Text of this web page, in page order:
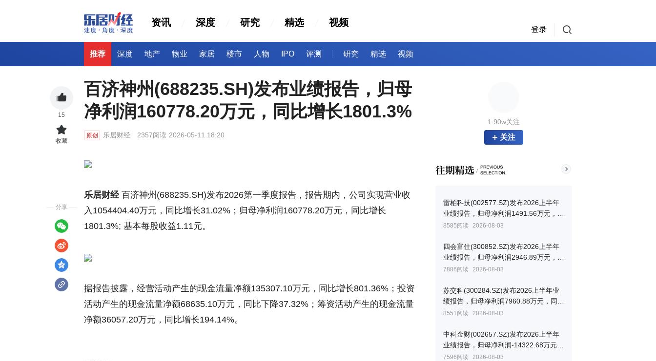
资讯 深度 研究 精选 视频
登录
推荐 深度 地产 物业 家居 楼市 人物 IPO 评测 研究 精选 视频
1.90w关注
关注
雷柏科技(002577.SZ)发布2026上半年
业绩报告，归母净利润1491.56万元，同
比下降2.52%
8585阅读 2026-08-03
四会富仕(300852.SZ)发布2026上半年
业绩报告，归母净利润2946.89万元，同
比下降60.91%
7886阅读 2026-08-03
苏交科(300284.SZ)发布2026上半年业
绩报告，归母净利润7960.88万元，同比
下降16.55%
8551阅读 2026-08-03
中科金财(002657.SZ)发布2026上半年
业绩报告，归母净利润-14322.68万元，
同比下降68.61%
7596阅读 2026-08-03
百济神州(688235.SH)发布业绩报告，归母
净利润160778.20万元，同比增长1801.3%
原创 乐居财经 2357阅读 2026-05-11 18:20
乐居财经百济神州(688235.SH)发布2026第一季度报告，报告期内，公司实现营业收
入1054404.40万元，同比增长31.02%；归母净利润160778.20万元，同比增长
1801.3%; 基本每股收益1.11元。
据报告披露，经营活动产生的现金流量净额135307.10万元，同比增长801.36%；投资
活动产生的现金流量净额68635.10万元，同比下降37.32%；筹资活动产生的现金流量
净额36057.20万元，同比增长194.14%。
15
收藏
分享